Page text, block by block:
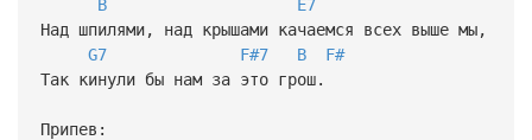
B
E7
Над шпилями, над крышами качаемся всех выше мы,
G7
F#7 B
F#
Так кинули бы нам за это грош.
Припев: